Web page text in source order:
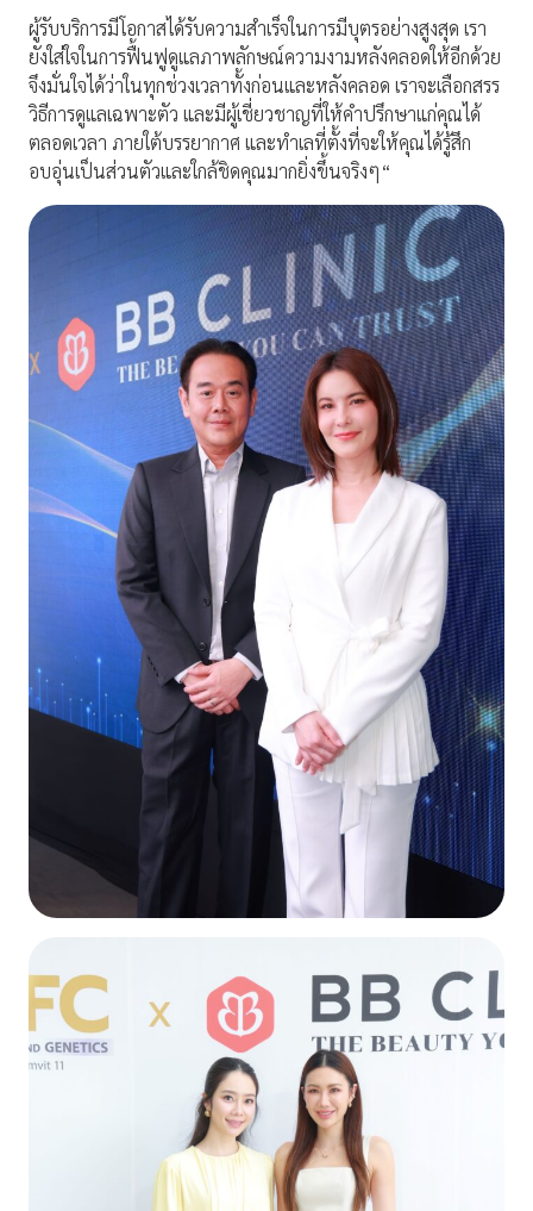
ผู้รับบริการมีโอกาสได้รับความสำเร็จในการมีบุตรอย่างสูงสุด เรา
ยังใส่ใจในการฟื้นฟูดูแลภาพลักษณ์ความงามหลังคลอดให้อีกด้วย
จึงมั่นใจได้ว่าในทุกช่วงเวลาทั้งก่อนและหลังคลอด เราจะเลือกสรร
วิธีการดูแลเฉพาะตัว และมีผู้เชี่ยวชาญที่ให้คำปรึกษาแก่คุณได้
ตลอดเวลา ภายใต้บรรยากาศ และทำเลที่ตั้งที่จะให้คุณได้รู้สึก
อบอุ่นเป็นส่วนตัวและใกล้ชิดคุณมากยิ่งขึ้นจริงๆ“